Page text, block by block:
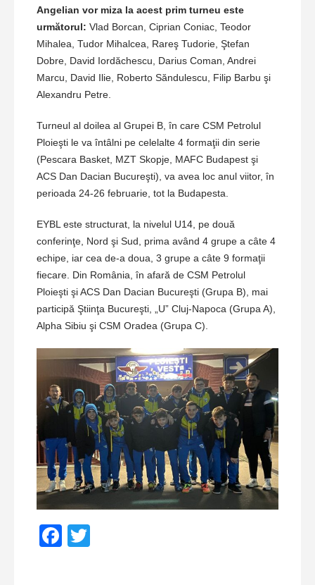
Angelian vor miza la acest prim turneu este
următorul: Vlad Borcan, Ciprian Coniac, Teodor
Mihalea, Tudor Mihalcea, Rareş Tudorie, Ştefan
Dobre, David Iordăchescu, Darius Coman, Andrei
Marcu, David Ilie, Roberto Săndulescu, Filip Barbu şi
Alexandru Petre.
Turneul al doilea al Grupei B, în care CSM Petrolul
Ploieşti le va întâlni pe celelalte 4 formaţii din serie
(Pescara Basket, MZT Skopje, MAFC Budapest şi
ACS Dan Dacian Bucureşti), va avea loc anul viitor, în
perioada 24-26 februarie, tot la Budapesta.
EYBL este structurat, la nivelul U14, pe două
conferinţe, Nord şi Sud, prima având 4 grupe a câte 4
echipe, iar cea de-a doua, 3 grupe a câte 9 formaţii
fiecare. Din România, în afară de CSM Petrolul
Ploieşti şi ACS Dan Dacian Bucureşti (Grupa B), mai
participă Ştiinţa Bucureşti, „U” Cluj-Napoca (Grupa A),
Alpha Sibiu şi CSM Oradea (Grupa C).
Facebook